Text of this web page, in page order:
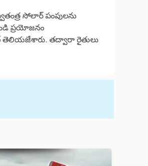
సోలార్ పంపులను
ప్రయోజనం
తెలియజేశారు. తద్వారా రైతులు